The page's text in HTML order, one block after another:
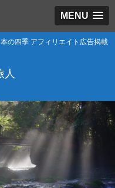
MENU
の四季 アフィリエイト広告掲載
人